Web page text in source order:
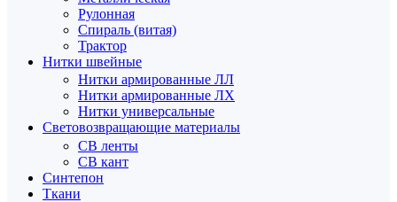
Рулонная
Спираль (витая)
Трактор
Нитки швейные
Нитки армированные ЛЛ
Нитки армированные ЛХ
Нитки универсальные
Световозвращающие материалы
СВ ленты
СВ кант
Синтепон
Ткани